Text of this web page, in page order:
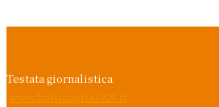
Testata giornalistica